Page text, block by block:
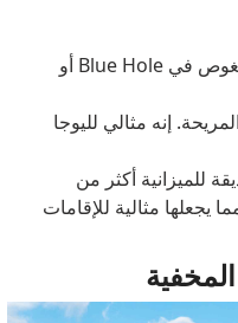
لا تفوت فرصة الغوص في Blue Hole أو
إنه مثالي لليوجا
للميزانية أكثر من
يجعلها مثالية للإقامات